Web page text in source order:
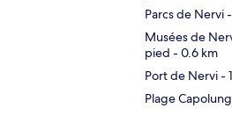
Parcs de Nervi
Musées de
pied - 0.6 km
Port de Nervi-
Plage